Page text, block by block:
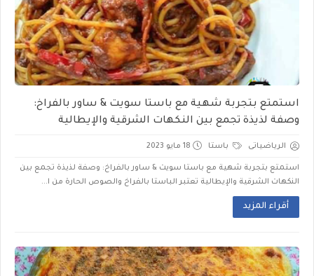
استمتع بتجربة شهية مع باستا سويت & ساور بالفراخ:
وصفة لذيذة تجمع بين النكهات الشرقية والإيطالية
الرياضياتى باستا 18 مايو 2023
استمتع بتجربة شهية مع باستا سويت & ساور بالفراخ: وصفة لذيذة تجمع بين
النكهات الشرقية والإيطالية تعتبر الباستا بالفراخ والصوص الحارة من ا...
أقراء المزيد